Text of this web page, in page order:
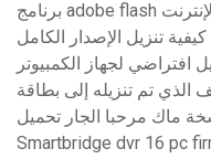
افتراضي لجهاز الكمبيوتر
ماك مرحبا الجار تحميل
Smartbridge dvr 16 pc